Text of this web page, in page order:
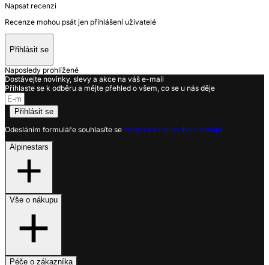
Napsat recenzi
Recenze mohou psát jen přihlášení uživatelé
Přihlásit se
Naposledy prohlížené
Dostávejte novinky, slevy a akce na váš e-mail
Přihlaste se k odběru a mějte přehled o všem, co se u nás děje
Přihlásit se
Odesláním formuláře souhlasíte se zpracováním osobních údajů.
Alpinestars
Vše o nákupu
Péče o zákazníka